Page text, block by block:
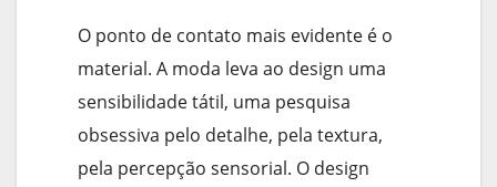
O ponto de contato mais evidente é o
material. A moda leva ao design uma
sensibilidade tátil, uma pesquisa
obsessiva pelo detalhe, pela textura,
pela percepção sensorial. O design